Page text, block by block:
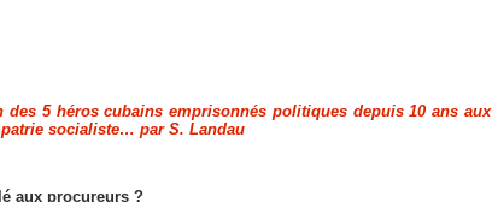
des 5 héros cubains emprisonnés politiques depuis 10 ans aux
socialiste… par S. Landau
aux procureurs ?